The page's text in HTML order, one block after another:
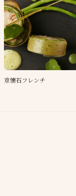
京懐石フレンチ